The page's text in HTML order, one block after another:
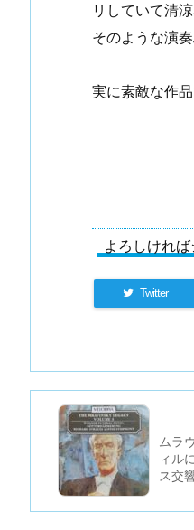
リしていて清
そのような演
実に素敵な作
よろしけれ
Twitter
ムラ
ィル
ス交